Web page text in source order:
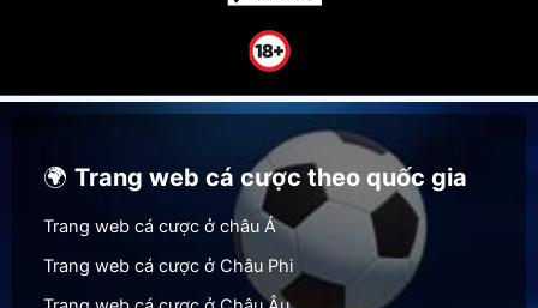
🌍Trang web cá cược theo quốc gia
Trang web cá cược ở châu Á
Trang web cá cược ở Châu Phi